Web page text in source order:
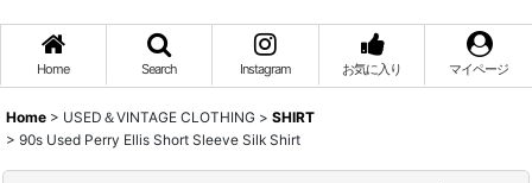
Home Search Instagram お気に入り マイページ
Home > USED＆VINTAGE CLOTHING > SHIRT
> 90s Used Perry Ellis Short Sleeve Silk Shirt